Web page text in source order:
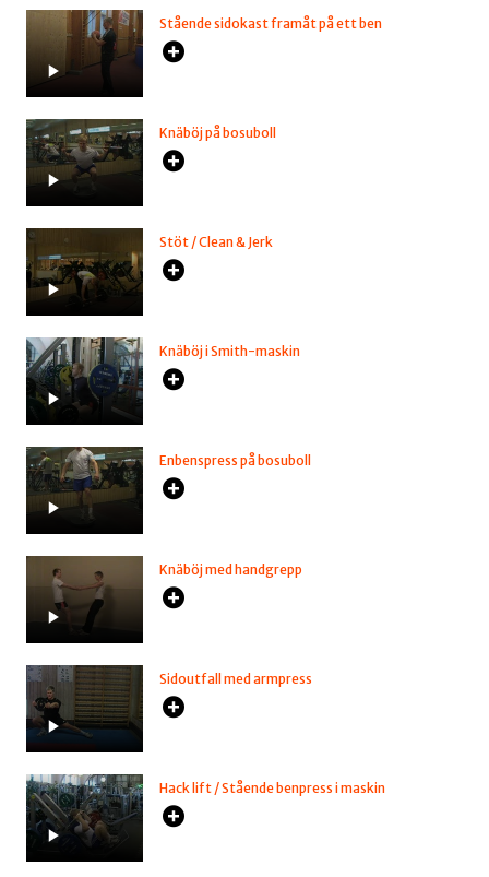
Stående sidokast framåt på ett ben
Knäböj på bosuboll
Stöt / Clean & Jerk
Knäböj i Smith-maskin
Enbenspress på bosuboll
Knäböj med handgrepp
Sidoutfall med armpress
Hack lift / Stående benpress i maskin